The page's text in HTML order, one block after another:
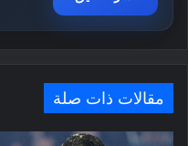
مقالات ذات صلة